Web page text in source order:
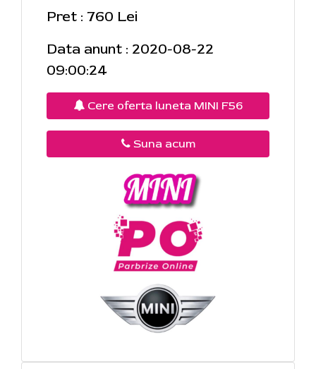
Pret : 760 Lei
Data anunt : 2020-08-22
09:00:24
Cere oferta luneta MINI F56
Suna acum